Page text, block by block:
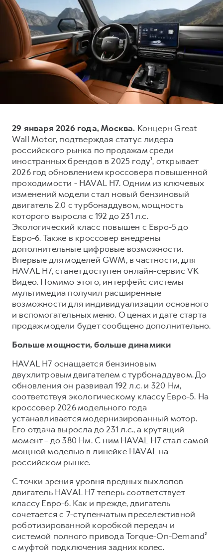
Внедорожники
H5
от 4 049 000 ₽
H7
от 3 799 000 ₽
H9
от 4 799 000 ₽
Оценить трейд-ин
Конфигуратор модели
Горячая линия
8 (800) 511-59-86
Все о сервисе
Горячая линия
8 (800) 511-59-86
29 января 2026 года, Москва. Концерн Great
Wall Motor, подтверждая статус лидера
российского рынка по продажам среди
иностранных брендов в 2025 году¹, открывает
2026 год обновлением кроссовера повышенной
проходимости - HAVAL H7. Одним из ключевых
изменений модели стал новый бензиновый
двигатель 2.0 с турбонаддувом, мощность
которого выросла с 192 до 231 л.с.
Экологический класс повышен с Евро-5 до
Евро-6. Также в кроссовер внедрены
дополнительные цифровые возможности.
Впервые для моделей GWM, в частности, для
HAVAL H7, станет доступен онлайн-сервис VK
Видео. Помимо этого, интерфейс системы
мультимедиа получил расширенные
возможности для индивидуализации основного
и вспомогательных меню. О ценах и дате старта
продаж модели будет сообщено дополнительно.
Больше мощности, больше динамики
HAVAL H7 оснащается бензиновым
двухлитровым двигателем с турбонаддувом. До
обновления он развивал 192 л.с. и 320 Нм,
соответствуя экологическому классу Евро-5. На
кроссовер 2026 модельного года
устанавливается модернизированный мотор.
Его отдача выросла до 231 л.с., а крутящий
момент – до 380 Нм. С ним HAVAL H7 стал самой
мощной моделью в линейке HAVAL на
российском рынке.
С точки зрения уровня вредных выхлопов
двигатель HAVAL H7 теперь соответствует
классу Евро-6. Как и прежде, двигатель
сочетается с 7-ступенчатым преселективной
роботизированной коробкой передач и
системой полного привода Torque-On-Demand²
с муфтой подключения задних колес.